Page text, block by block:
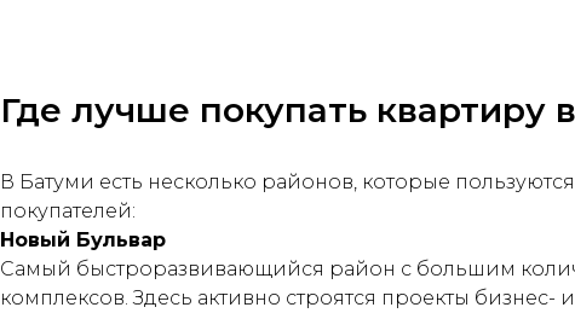
Где лучше покупать квартиру
В Батуми есть несколько районов, которые
покупателей:
Новый Бульвар
Самый быстроразвивающийся район с большим
комплексов. Здесь активно строятся проекты бизнес-